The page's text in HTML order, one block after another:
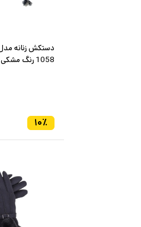
دستکش زنانه
1058 رنگ مشکی
۱۰٪